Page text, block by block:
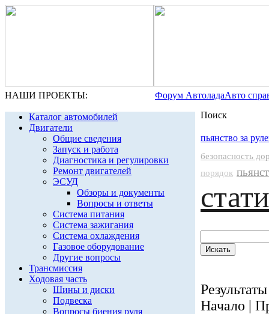
НАШИ ПРОЕКТЫ: Форум АвтоладаАвто
Каталог автомобилей
Двигатели
Общие сведения
Запуск и работа
Диагностика и регулировки
Ремонт двигателей
ЭСУД
Обзоры и документы
Вопросы и ответы
Система питания
Система зажигания
Система охлаждения
Газовое оборудование
Другие вопросы
Трансмиссия
Ходовая часть
Шины и диски
Подвеска
Вопросы биения руля
Поиск
пьянство за
безопасность
порядок
Начало |